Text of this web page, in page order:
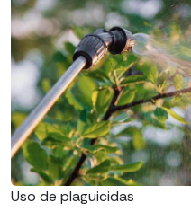
Uso de plaguicidas